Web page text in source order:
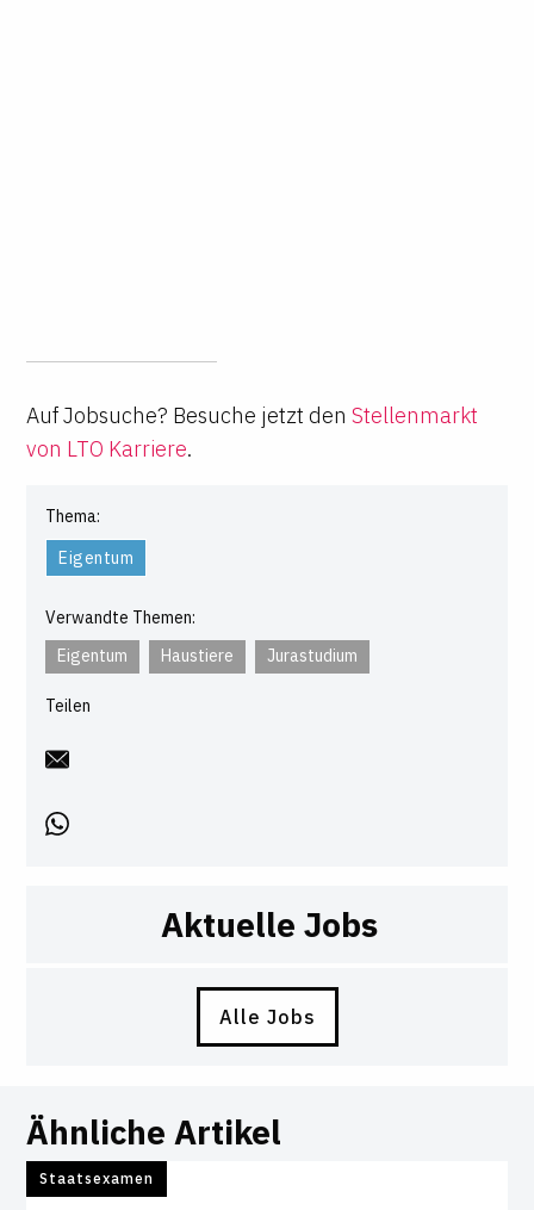
Auf Jobsuche? Besuche jetzt den Stellenmarkt
von LTO Karriere.
Thema:
Eigentum
Verwandte Themen:
Eigentum
Haustiere Jurastudium
Teilen
Aktuelle Jobs
Alle Jobs
Ähnliche Artikel
Staatsexamen